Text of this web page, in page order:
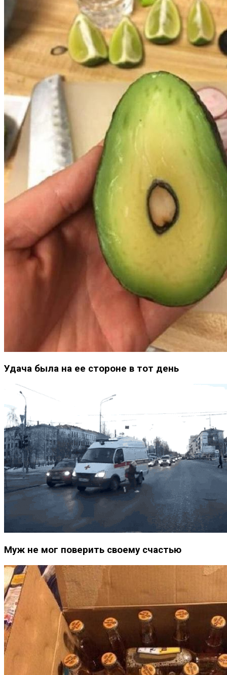
Удача была на ее стороне в тот день
Муж не мог поверить своему счастью